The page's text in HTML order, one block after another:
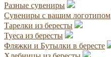
Разные сувениры
Сувениры с вашим логотипом
Тарелки из бересты
Туеса из бересты
Фляжки и Бутылки в бересте